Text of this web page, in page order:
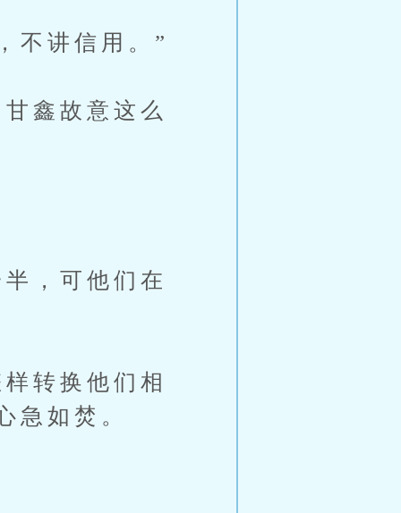
不讲信用。”
鑫故意这么
，可他们在
转换他们相
急如焚。